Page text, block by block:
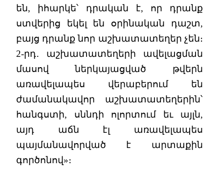
են, իհարկե՝ դրական է, որ դրանք
ստվերից եկել են օրինական դաշտ,
բայց դրանք նոր աշխատատեղեր չեն։
2-րդ․ աշխատատեղերի ավելացման
մասով ներկայացված թվերն
առավելապես վերաբերում են
ժամանակավոր աշխատատեղերին՝
հանգստի, սննդի ոլորտում եւ այլն,
այդ աճն էլ առավելապես
պայմանավորված է արտաքին
գործոնով»։